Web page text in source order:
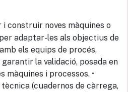
i construir noves màquines o
adaptar-les als objectius de
els equips de procés,
la validació, posada en
màquines i processos. •
(cuadernos de càrrega,